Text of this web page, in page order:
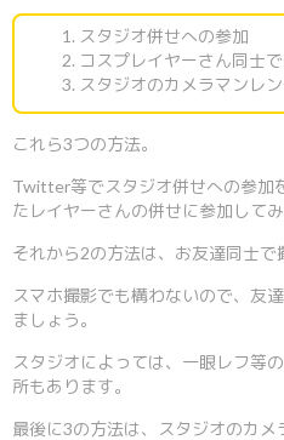
スタジオ併せへの参加
コスプレイヤーさん同士
スタジオのカメラマンレ
これら3つの方法。
Twitter等でスタジオ併せへの参加
たレイヤーさんの併せに参加して
それから2の方法は、お友達同士で
スマホ撮影でも構わないので、友
ましょう。
スタジオによっては、一眼レフ等
所もあります。
最後に3の方法は、スタジオのカ